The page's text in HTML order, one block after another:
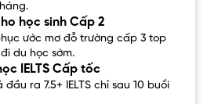
cho học sinh Cấp 2
ước mơ đỗ trường cấp 3 top
du học sớm.
IELTS Cấp tốc
đầu ra 7.5+ IELTS chỉ sau 10 buổi